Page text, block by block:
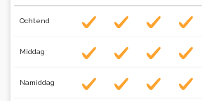
Ochtend
Middag
Namiddag